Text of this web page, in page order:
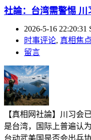
社論：台湾需警惕
2026-5-16 22:20:31
时事评论, 真相焦点
留言
【真相网社論】川习会
是台湾，国际上普遍认
台动武美国是否会出兵